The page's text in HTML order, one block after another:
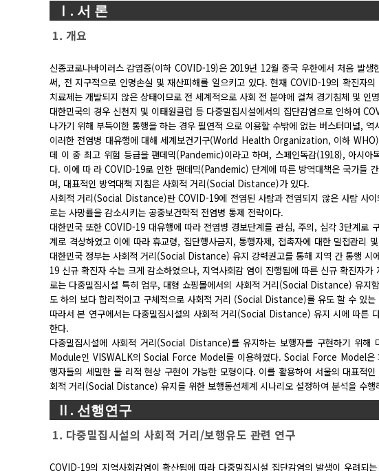
Ⅰ. 서 론
1. 개요
신종코로나바이러스 감염증(이하 COVID-19)은 2019년 12월 중국 우한에서 처음 발
써, 전 지구적으로 인명손실 및 재산피해를 일으키고 있다. 현재 COVID-19의 확진자
치료제는 개발되지 않은 상태이므로 전 세계적으로 사회 전 분야에 걸쳐 경기침체 및 인
대한민국의 경우 신천지 및 이태원클럽 등 다중밀집시설에서의 집단감염으로 인하여
나가기 위해 부득이한 통행을 하는 경우 필연적 으로 이용할 수밖에 없는 버스터미널,
이러한 전염병 대유행에 대해 세계보건기구(World Health Organization, 이하
데 이 중 최고 위험 등급을 팬데믹(Pandemic)이라고 하며, 스페인독감(1918), 아시
다. 이에 따 라 COVID-19로 인한 팬데믹(Pandemic) 단계에 따른 방역대책은 국가들
며, 대표적인 방역대책 지침은 사회적 거리(Social Distance)가 있다.
사회적 거리(Social Distance)란 COVID-19에 전염된 사람과 전염되지 않은 사람 사
로는 사망률을 감소시키는 공중보건학적 전염병 통제 전략이다.
대한민국 또한 COVID-19 대유행에 따라 전염병 경보단계를 관심, 주의, 심각 3단계
계로 격상하였고 이에 따라 휴교령, 집단행사금지, 통행자제, 접촉자에 대한 밀접관리
대한민국 정부는 사회적 거리(Social Distance) 유지 강력권고를 통해 지역 간 통행 시
19 신규 확진자 수는 크게 감소하였으나, 지역사회감 염이 진행됨에 따른 신규 확진자
로는 다중밀집시설 특히 업무, 대형 쇼핑몰에서의 사회적 거리(Social Distance) 유지
도 하의 보다 합리적이고 구체적으로 사회적 거리 (Social Distance)를 유도 할 수 있는
따라서 본 연구에서는 다중밀집시설의 사회적 거리(Social Distance) 유지 시에 따른
한다.
다중밀집시설에 사회적 거리(Social Distance)를 유지하는 보행자를 구현하기 위
Module인 VISWALK의 Social Force Model를 이용하였다. Social Force Model은
행자들의 세밀한 물 리적 현상 구현이 가능한 모형이다. 이를 활용하여 서울의 대표적
회적 거리(Social Distance) 유지를 위한 보행동선체계 시나리오 설정하여 분석을 수행
Ⅱ. 선행연구
1. 다중밀집시설의 사회적 거리/보행유도 관련 연구
COVID-19의 지역사회감염이 확산됨에 따라 다중밀집시설 집단감염의 발생이 우려되